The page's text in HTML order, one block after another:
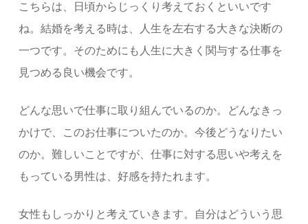
こちらは、日頃からじっくり考えておくといいです
ね。結婚を考える時は、人生を左右する大きな決断の
一つです。そのためにも人生に大きく関与する仕事を
見つめる良い機会です。
どんな思いで仕事に取り組んでいるのか。どんなきっ
かけで、このお仕事についたのか。今後どうなりたい
のか。難しいことですが、仕事に対する思いや考えを
もっている男性は、好感を持たれます。
女性もしっかりと考えていきます。自分はどういう思